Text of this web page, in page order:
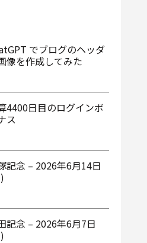
でブログのヘッダ
像を作成してみた
4400日目のログインボ
ス
記念 – 2026年6月14日
記念 – 2026年6月7日